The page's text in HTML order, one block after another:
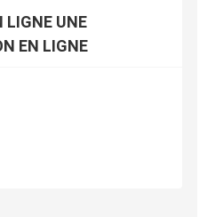
LIGNE UNE
EN LIGNE